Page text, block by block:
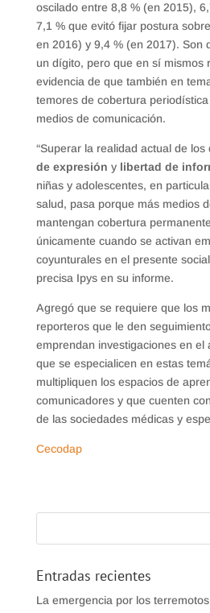
oscilado entre 8,8 % (en 2015),
7,1 % que evitó fijar postura
en 2016) y 9,4 % (en 2017). Son
un dígito, pero que en sí mismos
evidencia de que también en
temores de cobertura
medios de comunicación.
“Superar la realidad actual de los
de expresión y libertad de
niñas y adolescentes, en
salud, pasa porque más medios
mantengan cobertura
únicamente cuando se activan
coyunturales en el presente
precisa Ipys en su informe.
Agregó que se requiere que los
reporteros que le den
emprendan investigaciones en el
que se especialicen en estas
multipliquen los espacios de
comunicadores y que cuenten
de las sociedades médicas y
Cecodap
Entradas recientes
La emergencia por los